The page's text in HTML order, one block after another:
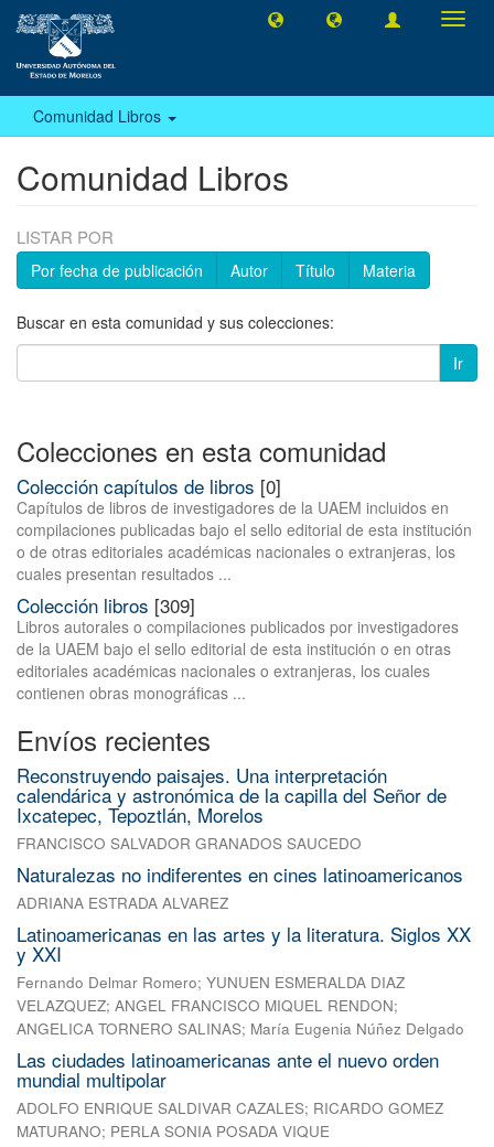
Comunidad Libros
Comunidad Libros
LISTAR POR
Por fecha de publicación Autor Título Materia
Buscar en esta comunidad y sus colecciones:
Ir
Colecciones en esta comunidad
Colección capítulos de libros [0]
Capítulos de libros de investigadores de la UAEM incluidos en
compilaciones publicadas bajo el sello editorial de esta institución
o de otras editoriales académicas nacionales o extranjeras, los
cuales presentan resultados ...
Colección libros [309]
Libros autorales o compilaciones publicados por investigadores
de la UAEM bajo el sello editorial de esta institución o en otras
editoriales académicas nacionales o extranjeras, los cuales
contienen obras monográficas ...
Envíos recientes
Reconstruyendo paisajes. Una interpretación
calendárica y astronómica de la capilla del Señor de
Ixcatepec, Tepoztlán, Morelos
FRANCISCO SALVADOR GRANADOS SAUCEDO
Naturalezas no indiferentes en cines latinoamericanos
ADRIANA ESTRADA ALVAREZ
Latinoamericanas en las artes y la literatura. Siglos XX
y XXI
Fernando Delmar Romero; YUNUEN ESMERALDA DIAZ
VELAZQUEZ; ANGEL FRANCISCO MIQUEL RENDON;
ANGELICA TORNERO SALINAS; María Eugenia Núñez Delgado
Las ciudades latinoamericanas ante el nuevo orden
mundial multipolar
ADOLFO ENRIQUE SALDIVAR CAZALES; RICARDO GOMEZ
MATURANO; PERLA SONIA POSADA VIQUE